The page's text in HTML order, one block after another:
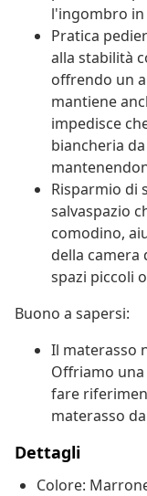
l'ingombro in
Pratica
alla stabilità
offrendo un
mantiene
impedisce
biancheria
Risparmio di
salvaspazio
comodino,
della camera
spazi piccoli
Buono a sapersi:
Il materasso
Offriamo
fare
materasso
Dettagli
Colore: